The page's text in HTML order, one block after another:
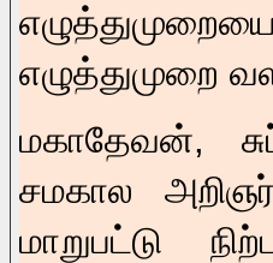
எழுத்துமுறை
மகாதேவன்,
சமகால
மாறுபட்டு